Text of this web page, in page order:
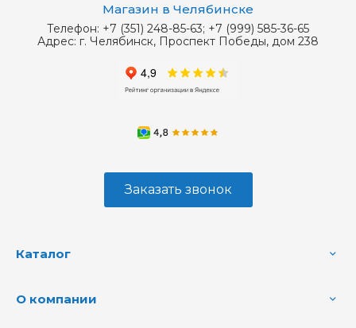
Магазин в Челябинске
Телефон: +7 (351) 248-85-63; +7 (999) 585-36-65
Адрес: г. Челябинск, Проспект Победы, дом 238
Заказать звонок
Каталог
О компании